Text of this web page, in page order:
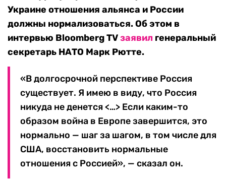
Украине отношения альянса и России
должны нормализоваться. Об этом в
интервью Bloomberg TVзаявил генеральный
секретарь НАТО Марк Рютте.
«В долгосрочной перспективе Россия
существует. Я имею в виду, что Россия
никуда не денется <…> Если каким-то
образом война в Европе завершится, это
нормально — шаг за шагом, в том числе для
США, восстановить нормальные
отношения с Россией», — сказал он.